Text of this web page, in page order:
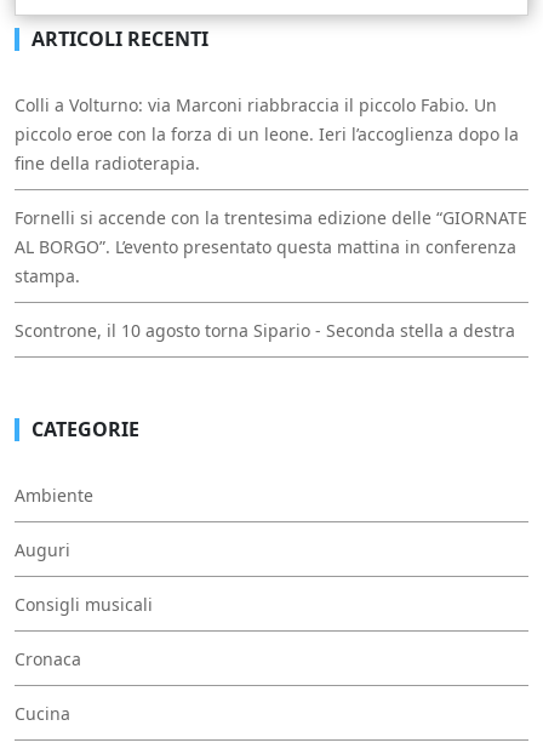
ARTICOLI RECENTI
Colli a Volturno: via Marconi riabbraccia il piccolo Fabio. Un
piccolo eroe con la forza di un leone. Ieri l’accoglienza dopo la
fine della radioterapia.
Fornelli si accende con la trentesima edizione delle “GIORNATE
AL BORGO”. L’evento presentato questa mattina in conferenza
stampa.
Scontrone, il 10 agosto torna Sipario - Seconda stella a destra
CATEGORIE
Ambiente
Auguri
Consigli musicali
Cronaca
Cucina